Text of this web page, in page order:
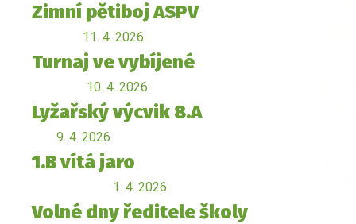
Zimní pětiboj ASPV
11. 4. 2026
Turnaj ve vybíjené
10. 4. 2026
Lyžařský výcvik 8.A
9. 4. 2026
1.B vítá jaro
1. 4. 2026
Volné dny ředitele školy